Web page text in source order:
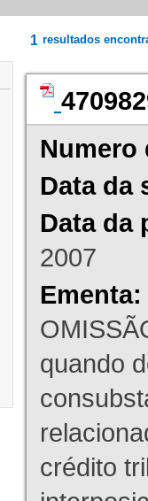
1 resultados
Numero
Data da
Data da
2007
Ementa:
quando
crédito